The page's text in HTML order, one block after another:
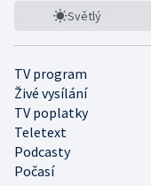
Světlý
TV program
Živé vysílání
TV poplatky
Teletext
Podcasty
Počasí